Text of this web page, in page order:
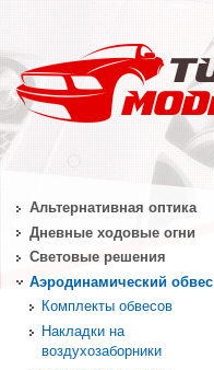
Альтернативная оптика
Дневные ходовые огни
Световые решения
Аэродинамический обвес
Комплекты обвесов
Накладки на
воздухозаборники